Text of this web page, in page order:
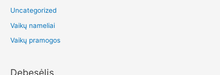
Uncategorized
Vaikų nameliai
Vaikų pramogos